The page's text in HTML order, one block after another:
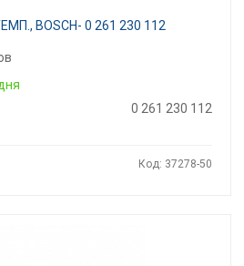
BOSCH- 0 261 230 112
0 261 230 112
Код: 37278-50